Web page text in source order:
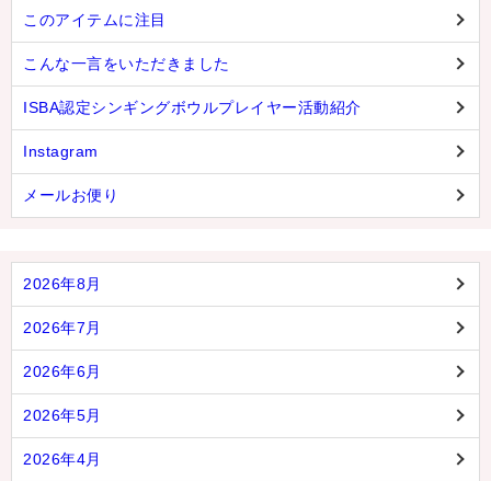
このアイテムに注目
こんな一言をいただきました
ISBA認定シンギングボウルプレイヤー活動紹介
Instagram
メールお便り
2026年8月
2026年7月
2026年6月
2026年5月
2026年4月